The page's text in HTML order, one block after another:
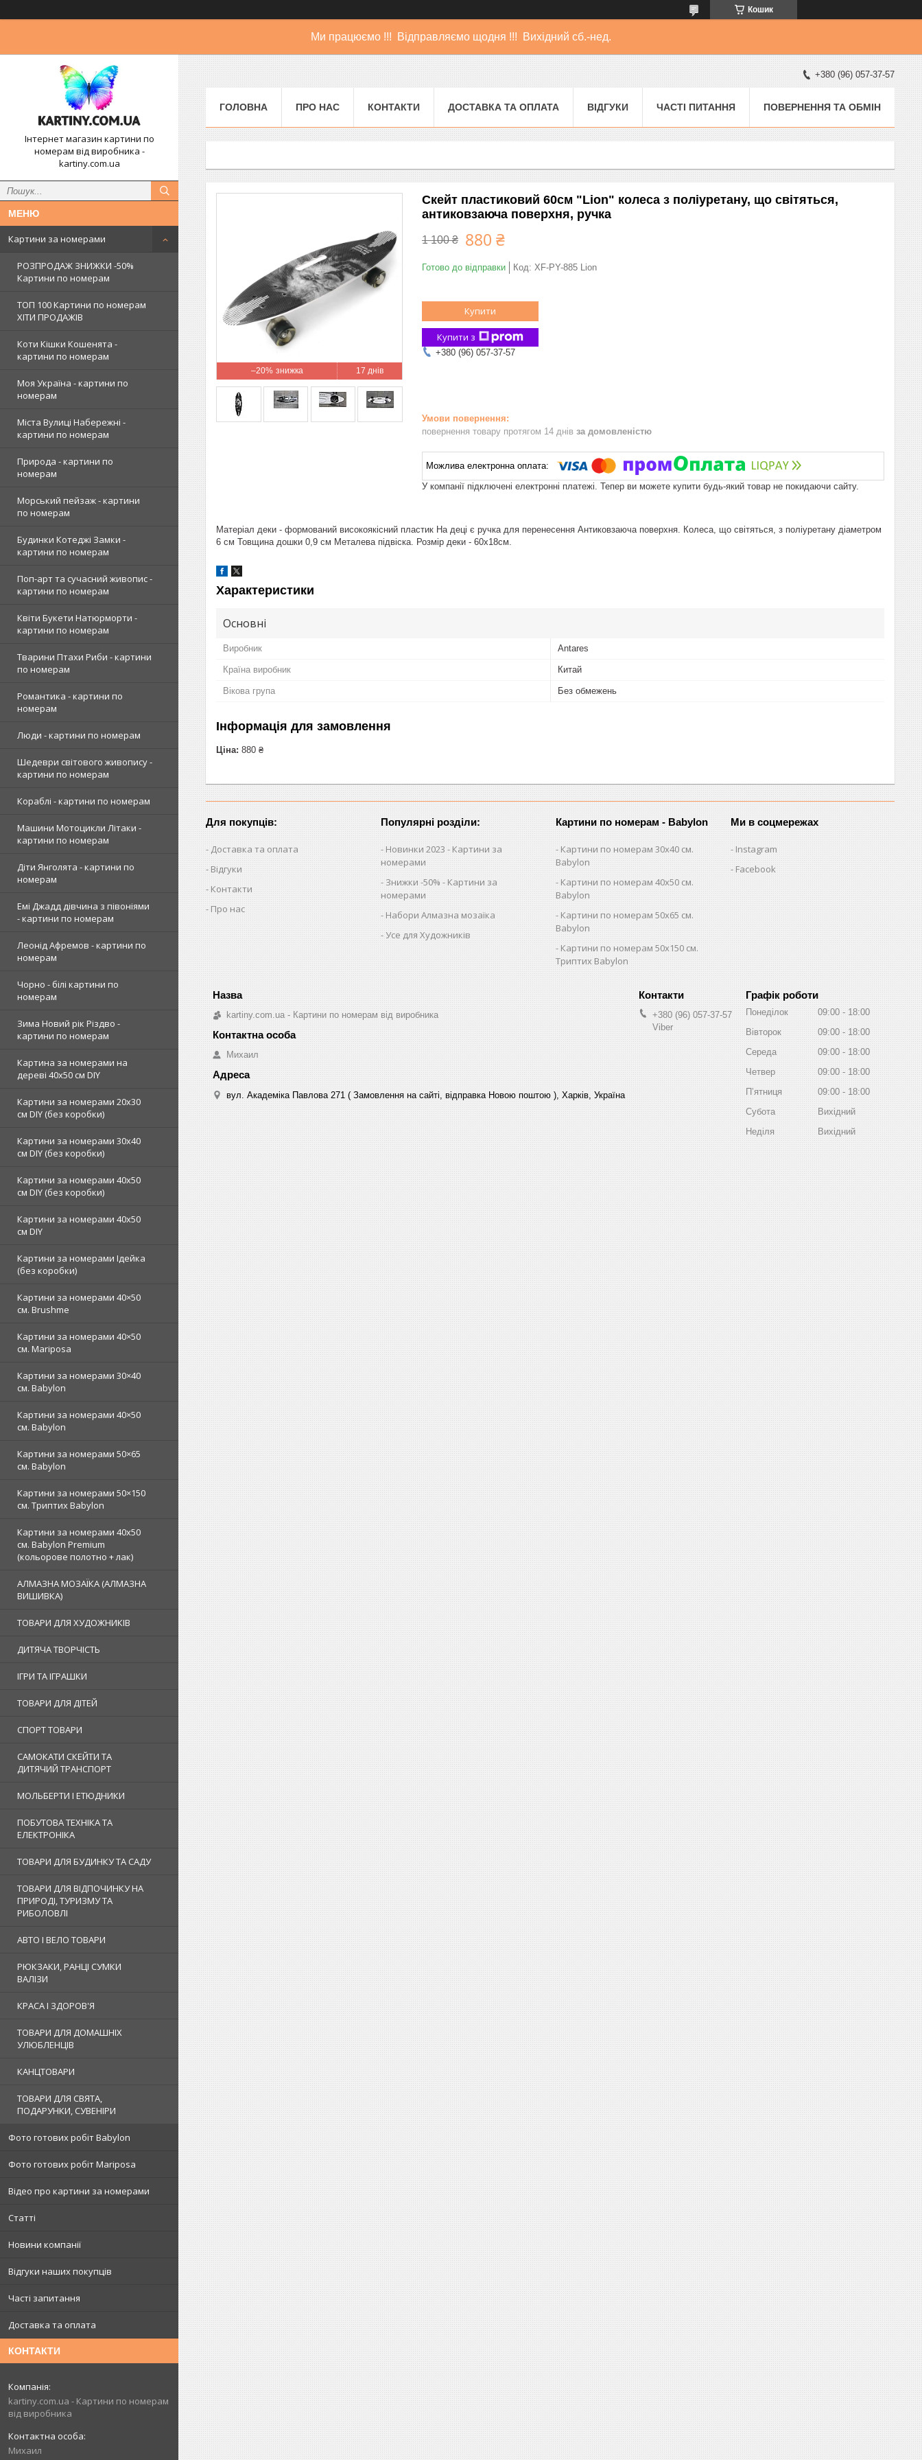
Кошик
Ми працюємо !!! Відправляємо щодня !!! Вихідний сб.-нед.
Інтернет магазин картини по
номерам від виробника -
kartiny.com.ua
Картини за номерами
РОЗПРОДАЖ ЗНИЖКИ -50%
Картини по номерам
ТОП 100 Картини по номерам
ХІТИ ПРОДАЖІВ
Коти Кішки Кошенята -
картини по номерам
Моя Україна - картини по
номерам
Міста Вулиці Набережні -
картини по номерам
Природа - картини по
номерам
Морський пейзаж - картини
по номерам
Будинки Котеджі Замки -
картини по номерам
Поп-арт та сучасний живопис -
картини по номерам
Квіти Букети Натюрморти -
картини по номерам
Тварини Птахи Риби - картини
по номерам
Романтика - картини по
номерам
Люди - картини по номерам
Шедеври світового живопису -
картини по номерам
Кораблі - картини по номерам
Машини Мотоцикли Літаки -
картини по номерам
Діти Янголята - картини по
номерам
Емі Джадд дівчина з півоніями
- картини по номерам
Леонід Афремов - картини по
номерам
Чорно - білі картини по
номерам
Зима Новий рік Різдво -
картини по номерам
Картина за номерами на
дереві 40х50 см DIY
Картини за номерами 20х30
см DIY (без коробки)
Картини за номерами 30х40
см DIY (без коробки)
Картини за номерами 40х50
см DIY (без коробки)
Картини за номерами 40х50
см DIY
Картини за номерами Ідейка
(без коробки)
Картини за номерами 40×50
см. Brushme
Картини за номерами 40×50
см. Mariposa
Картини за номерами 30×40
см. Babylon
Картини за номерами 40×50
см. Babylon
Картини за номерами 50×65
см. Babylon
Картини за номерами 50×150
см. Триптих Babylon
Картини за номерами 40х50
см. Babylon Premium
(кольорове полотно + лак)
АЛМАЗНА МОЗАЇКА (АЛМАЗНА
ВИШИВКА)
ТОВАРИ ДЛЯ ХУДОЖНИКІВ
ДИТЯЧА ТВОРЧІСТЬ
ІГРИ ТА ІГРАШКИ
ТОВАРИ ДЛЯ ДІТЕЙ
СПОРТ ТОВАРИ
САМОКАТИ СКЕЙТИ ТА
ДИТЯЧИЙ ТРАНСПОРТ
МОЛЬБЕРТИ І ЕТЮДНИКИ
ПОБУТОВА ТЕХНІКА ТА
ЕЛЕКТРОНІКА
ТОВАРИ ДЛЯ БУДИНКУ ТА САДУ
ТОВАРИ ДЛЯ ВІДПОЧИНКУ НА
ПРИРОДІ, ТУРИЗМУ ТА
РИБОЛОВЛІ
АВТО І ВЕЛО ТОВАРИ
РЮКЗАКИ, РАНЦІ СУМКИ
ВАЛІЗИ
КРАСА І ЗДОРОВ'Я
ТОВАРИ ДЛЯ ДОМАШНІХ
УЛЮБЛЕНЦІВ
КАНЦТОВАРИ
ТОВАРИ ДЛЯ СВЯТА,
ПОДАРУНКИ, СУВЕНІРИ
Фото готових робіт Babylon
Фото готових робіт Mariposa
Відео про картини за номерами
Статті
Новини компанії
Відгуки наших покупців
Часті запитання
Доставка та оплата
КОНТАКТИ
kartiny.com.ua - Картини по номерам
від виробника
Михаил
+380 (96) 057-37-57
ГОЛОВНА ПРО НАС КОНТАКТИ ДОСТАВКА ТА ОПЛАТА ВІДГУКИ ЧАСТІ ПИТАННЯ ПОВЕРНЕННЯ ТА ОБМІН
–20% 17 днів
Скейт пластиковий 60см "Lion" колеса з поліуретану, що світяться,
антиковзаюча поверхня, ручка
1 100 ₴ 880 ₴
Готово до відправки Код: XF-PY-885 Lion
Купити
Купити з
+380 (96) 057-37-57
повернення товару протягом 14 днів за домовленістю
У компанії підключені електронні платежі. Тепер ви можете купити будь-який товар не покидаючи сайту.
Матеріал деки - формований високоякісний пластик На деці є ручка для перенесення Антиковзаюча поверхня. Колеса, що світяться, з поліуретану діаметром
6 см Товщина дошки 0,9 см Металева підвіска. Розмір деки - 60х18см.
Характеристики
Основні
Виробник Antares
Країна виробник Китай
Вікова група Без обмежень
Інформація для замовлення
Ціна: 880 ₴
Для покупців:
Доставка та оплата
Відгуки
Контакти
Про нас
Популярні розділи:
Новинки 2023 - Картини за
номерами
Знижки -50% - Картини за
номерами
Набори Алмазна мозаїка
Усе для Художників
Картини по номерам - Babylon
Картини по номерам 30х40 см.
Babylon
Картини по номерам 40х50 см.
Babylon
Картини по номерам 50х65 см.
Babylon
Картини по номерам 50х150 см.
Триптих Babylon
Ми в соцмережах
Instagram
Facebook
kartiny.com.ua - Картини по номерам від виробника
Михаил
вул. Академіка Павлова 271 ( Замовлення на сайті, відправка Новою поштою ), Харків, Україна
+380 (96) 057-37-57
Viber
Графік роботи
Понеділок 09:00
18:00
Вівторок
09:00
18:00
Середа
09:00
18:00
Четвер
09:00
18:00
Пʼятниця
09:00
18:00
Субота
Вихідний
Неділя
Вихідний